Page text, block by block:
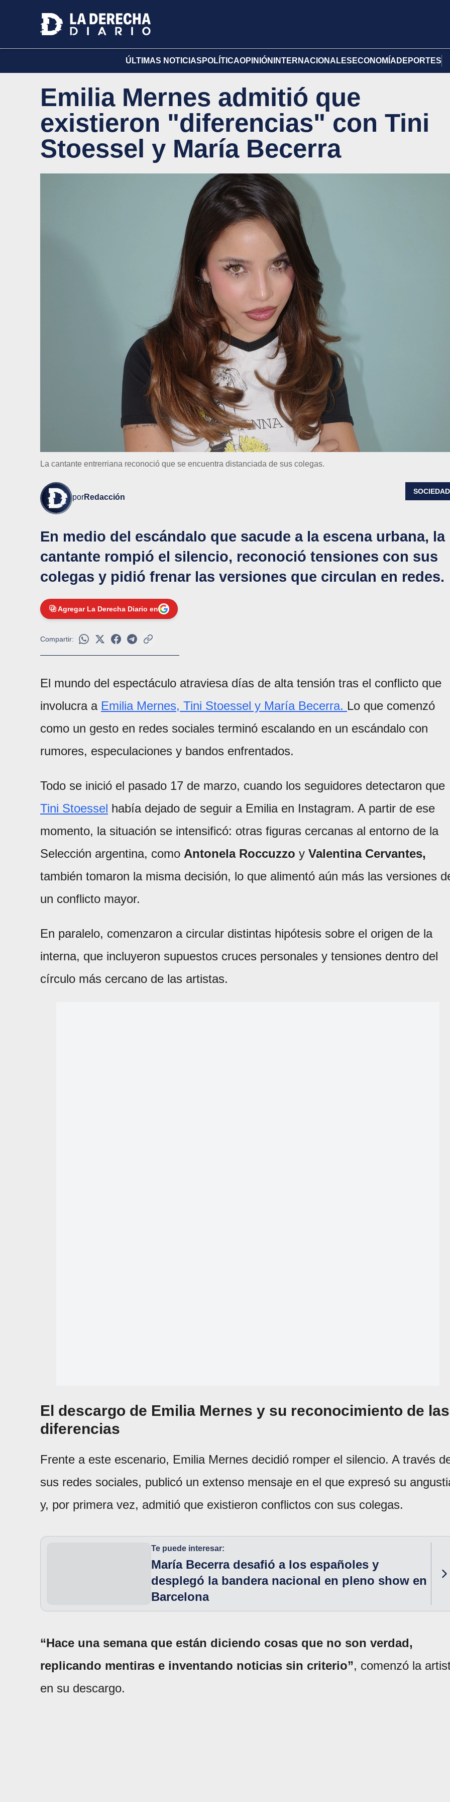
ÚLTIMAS NOTICIAS POLÍTICAOPINIÓN INTERNACIONALES ECONOMÍA DEPORTES
Emilia Mernes admitió que
existieron "diferencias" con Tini
Stoessel y María Becerra
La cantante entrerriana reconoció que se encuentra distanciada de sus colegas.
porRedacción
SOCIEDAD
En medio del escándalo que sacude a la escena urbana, la
cantante rompió el silencio, reconoció tensiones con sus
colegas y pidió frenar las versiones que circulan en redes.
Agregar La Derecha Diario en
Compartir:
El mundo del espectáculo atraviesa días de alta tensión tras el conflicto que
involucra a Emilia Mernes, Tini Stoessel y María Becerra. Lo que comenzó
como un gesto en redes sociales terminó escalando en un escándalo con
rumores, especulaciones y bandos enfrentados.
Todo se inició el pasado 17 de marzo, cuando los seguidores detectaron que
Tini Stoessel había dejado de seguir a Emilia en Instagram. A partir de ese
momento, la situación se intensificó: otras figuras cercanas al entorno de la
Selección argentina, como Antonela Roccuzzo y Valentina Cervantes,
también tomaron la misma decisión, lo que alimentó aún más las versiones
un conflicto mayor.
En paralelo, comenzaron a circular distintas hipótesis sobre el origen de la
interna, que incluyeron supuestos cruces personales y tensiones dentro del
círculo más cercano de las artistas.
El descargo de Emilia Mernes y su reconocimiento de las
diferencias
Frente a este escenario, Emilia Mernes decidió romper el silencio. A través
sus redes sociales, publicó un extenso mensaje en el que expresó su
y, por primera vez, admitió que existieron conflictos con sus colegas.
Te puede interesar:
María Becerra desafió a los españoles y
desplegó la bandera nacional en pleno show en
Barcelona
“Hace una semana que están diciendo cosas que no son verdad,
replicando mentiras e inventando noticias sin criterio”, comenzó la
en su descargo.